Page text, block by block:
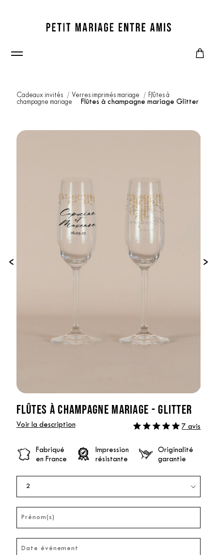
Cadeaux invités Verres imprimés mariage
Flûtes à
champagne mariage
Flûtes à champagne mariage Glitter
‹ ›
FLÛTES À CHAMPAGNE MARIAGE - GLITTER
Voir la description 7 avis
Fabriqué
en France
Impression
résistante
Originalité
garantie